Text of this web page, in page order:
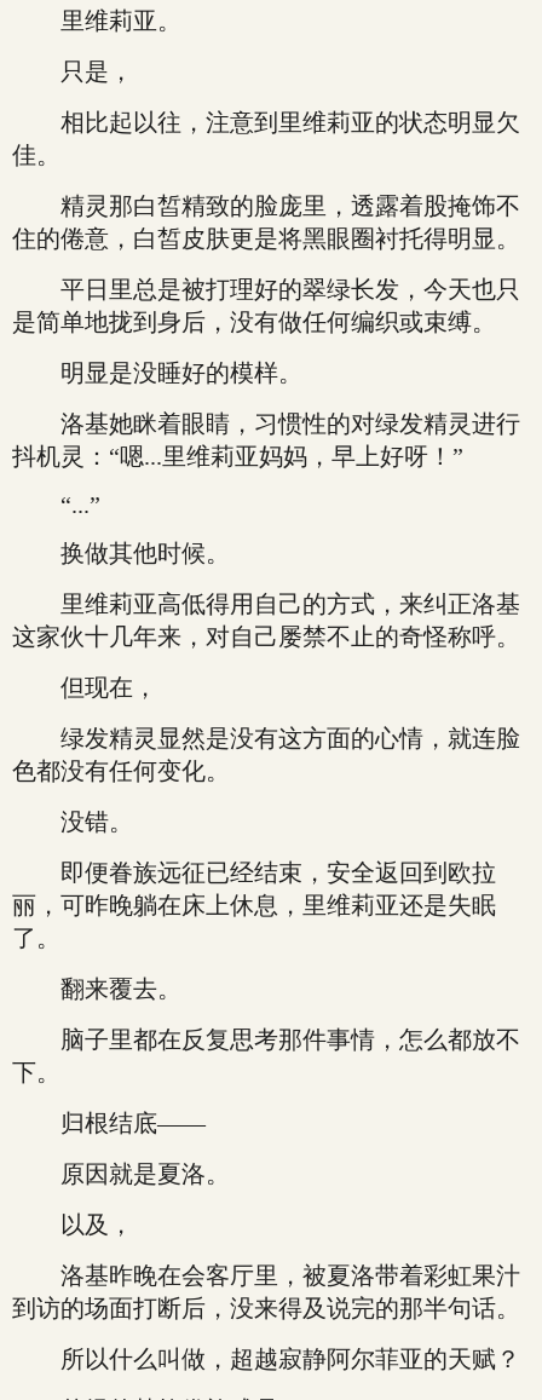
里维莉亚。
只是，
相比起以往，注意到里维莉亚的状态明显欠
佳。
精灵那白皙精致的脸庞里，透露着股掩饰不
住的倦意，白皙皮肤更是将黑眼圈衬托得明显。
平日里总是被打理好的翠绿长发，今天也只
是简单地拢到身后，没有做任何编织或束缚。
明显是没睡好的模样。
洛基她眯着眼睛，习惯性的对绿发精灵进行
抖机灵：“嗯...里维莉亚妈妈，早上好呀！”
“...”
换做其他时候。
里维莉亚高低得用自己的方式，来纠正洛基
这家伙十几年来，对自己屡禁不止的奇怪称呼。
但现在，
绿发精灵显然是没有这方面的心情，就连脸
色都没有任何变化。
没错。
即便眷族远征已经结束，安全返回到欧拉
丽，可昨晚躺在床上休息，里维莉亚还是失眠
了。
翻来覆去。
脑子里都在反复思考那件事情，怎么都放不
下。
归根结底——
原因就是夏洛。
以及，
洛基昨晚在会客厅里，被夏洛带着彩虹果汁
到访的场面打断后，没来得及说完的那半句话。
所以什么叫做，超越寂静阿尔菲亚的天赋？